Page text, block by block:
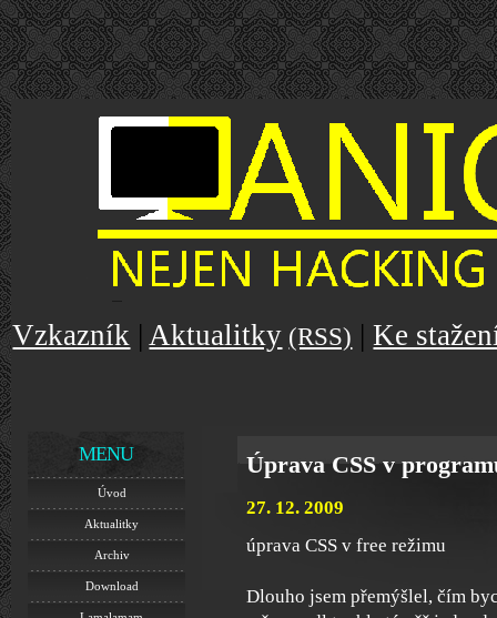
Vzkazník |Aktualitky (RSS) |Ke
MENU
Úvod
Aktualitky
Archiv
Download
Úprava CSS v
27. 12. 2009
úprava CSS v free režimu
Dlouho jsem přemýšlel, čím